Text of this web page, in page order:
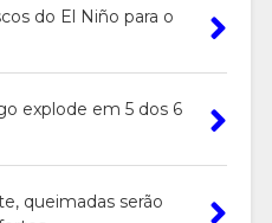
do El Niño para o
explode em 5 dos 6
queimadas serão